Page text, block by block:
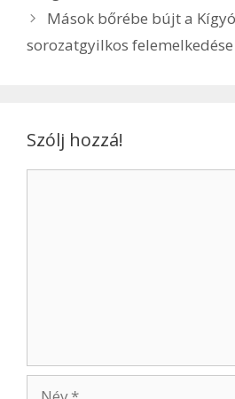
Mások bőrébe bújt a
sorozatgyilkos
Szólj hozzá!